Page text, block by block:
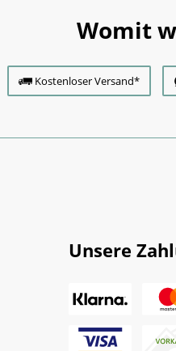
Womit
Kostenloser Versand*
Unsere